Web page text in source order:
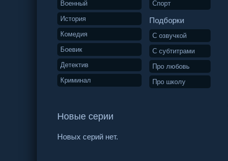
Военный
История
Комедия
Боевик
Детектив
Криминал
Спорт
Подборки
С озвучкой
С субтитрами
Про любовь
Про школу
Новые серии
Новых серий нет.